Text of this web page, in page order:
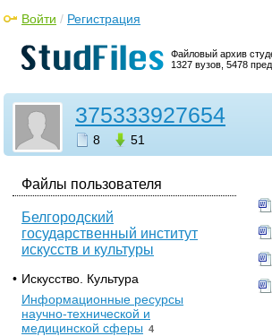
Файловый архив
1327 вузов, 5478
Войти / Регистрация
375333927654
8 51
Файлы пользователя
Белгородский
государственный институт
искусств и культуры
• Искусство. Культура
Информационные ресурсы
научно-технической и
медицинской сферы 4